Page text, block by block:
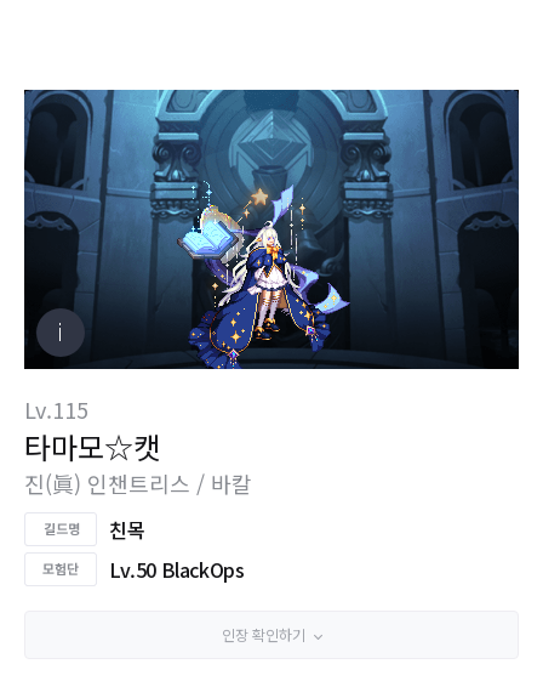
Lv.115
타마모☆캣
진(眞) 인챈트리스 / 바칼
친목
Lv.50 BlackOps
인장 확인하기